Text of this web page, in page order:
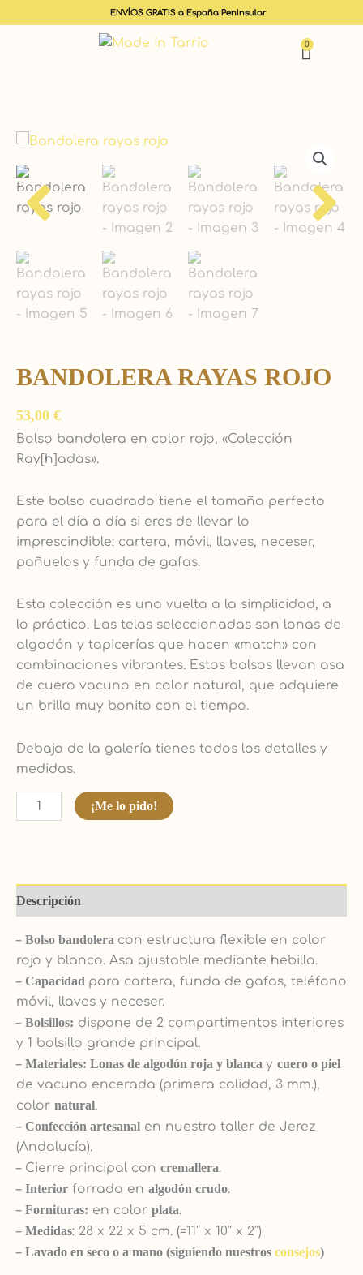
ENVÍOS GRATIS a España Peninsular
0
BANDOLERA RAYAS ROJO
53,00 €
Bolso bandolera en color rojo, «Colección
Ray[h]adas».
Este bolso cuadrado tiene el tamaño perfecto
para el día a día si eres de llevar lo
imprescindible: cartera, móvil, llaves, neceser,
pañuelos y funda de gafas.
Esta colección es una vuelta a la simplicidad, a
lo práctico. Las telas seleccionadas son lonas de
algodón y tapicerías que hacen «match» con
combinaciones vibrantes. Estos bolsos llevan asa
de cuero vacuno en color natural, que adquiere
un brillo muy bonito con el tiempo.
Debajo de la galería tienes todos los detalles y
medidas.
Bandolera
rojo
cantidad
¡Me lo pido!
Descripción
– Bolso bandolera con estructura flexible en color
rojo y blanco. Asa ajustable mediante hebilla.
– Capacidad para cartera, funda de gafas, teléfono
móvil, llaves y neceser.
– Bolsillos: dispone de 2 compartimentos interiores
y 1 bolsillo grande principal.
– Materiales: Lonas de algodón roja y blanca y cuero o piel
de vacuno encerada (primera calidad, 3 mm.),
color natural.
– Confección artesanal en nuestro taller de Jerez
(Andalucía).
– Cierre principal con cremallera.
– Interior forrado en algodón crudo.
– Fornituras: en color plata.
– Medidas: 28 x 22 x 5 cm. (=11″ x 10″ x 2″)
– Lavado en seco o a mano (siguiendo nuestros consejos)